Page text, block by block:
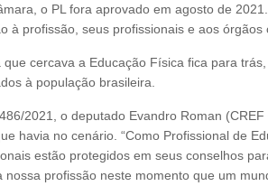
o PL fora aprovado em agosto de
à profissão, seus profissionais e aos
cercava a Educação Física fica para
à população brasileira.
2021, o deputado Evandro Roman
havia no cenário. “Como Profissional de
estão protegidos em seus conselhos
nossa profissão neste momento que um